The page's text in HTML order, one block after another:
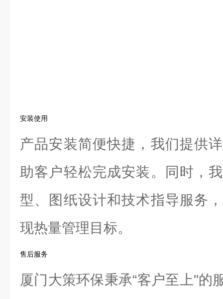
安装使用
产品安装简便快捷，我们提供
助客户轻松完成安装。同时，
型、图纸设计和技术指导服务
现热量管理目标。
售后服务
厦门大策环保秉承“客户至上"的